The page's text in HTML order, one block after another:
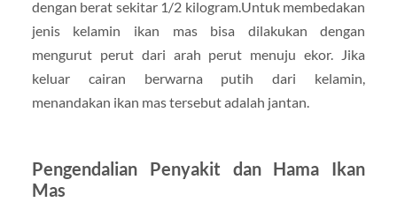
dengan berat sekitar 1/2 kilogram.Untuk membedakan
jenis kelamin ikan mas bisa dilakukan dengan
mengurut perut dari arah perut menuju ekor. Jika
keluar cairan berwarna putih dari kelamin,
menandakan ikan mas tersebut adalah jantan.
Pengendalian Penyakit dan Hama Ikan
Mas